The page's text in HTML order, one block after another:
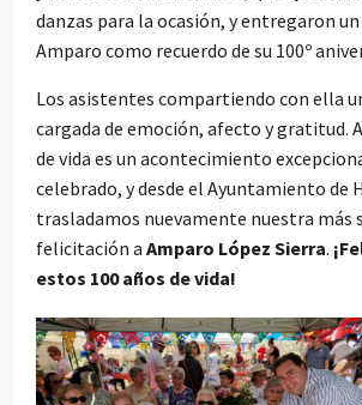
danzas para la ocasión, y entregaron
Amparo como recuerdo de su 100º
Los asistentes compartiendo con ella
cargada de emoción, afecto y gratitud.
de vida es un acontecimiento
celebrado, y desde el Ayuntamiento de
trasladamos nuevamente nuestra más
felicitación a Amparo López Sierra.
estos 100 años de vida!